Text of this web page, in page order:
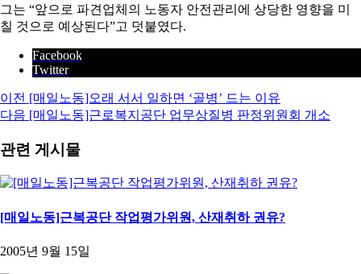
그는 “앞으로 파견업체의 노동자 안전관리에 상당한 영향을 미
칠 것으로 예상된다”고 덧붙였다.
Facebook
Twitter
이전 [매일노동]오래 서서 일하면 ‘골병’ 드는 이유
다음 [매일노동]근로복지공단 업무상질병 판정위원회 개소
관련 게시물
[매일노동]근복공단 작업평가위원, 산재취하 권유?
2005년 9월 15일